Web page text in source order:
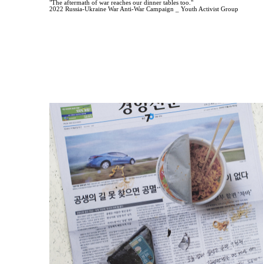
"The aftermath of war reaches our dinner tables too."
2022 Russia-Ukraine War Anti-War Campaign _ Youth Activist Group